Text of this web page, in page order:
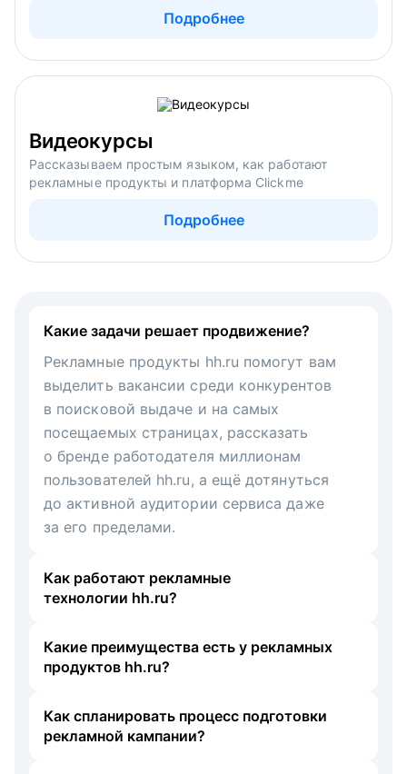
Подробнее
Видеокурсы
Рассказываем простым языком, как работают
рекламные продукты и платформа Clickme
Подробнее
Какие задачи решает продвижение?
Рекламные продукты hh.ru помогут вам
выделить вакансии среди конкурентов
в поисковой выдаче и на самых
посещаемых страницах, рассказать
о бренде работодателя миллионам
пользователей hh.ru, а ещё дотянуться
до активной аудитории сервиса даже
за его пределами.
Как работают рекламные
технологии hh.ru?
Какие преимущества есть у рекламных
продуктов hh.ru?
Как спланировать процесс подготовки
рекламной кампании?